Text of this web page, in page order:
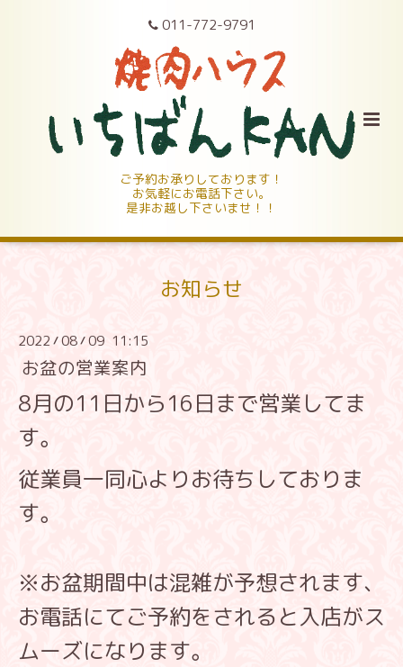
011-772-9791
ご予約お承りしております！
お気軽にお電話下さい。
是非お越し下さいませ！！
お知らせ
2022 /08/09 11:15
お盆の営業案内
8月の11日から16日まで営業してま
す。
従業員一同心よりお待ちしておりま
す。
※お盆期間中は混雑が予想されます、
お電話にてご予約をされると入店がス
ムーズになります。